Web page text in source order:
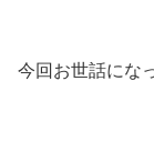
今回お世話にな